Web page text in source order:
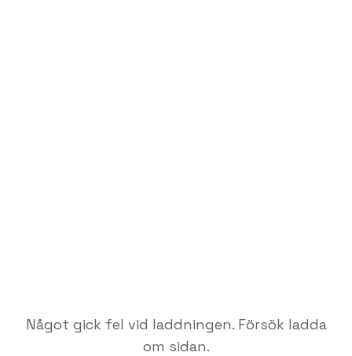
Något gick fel vid laddningen. Försök ladda
om sidan.